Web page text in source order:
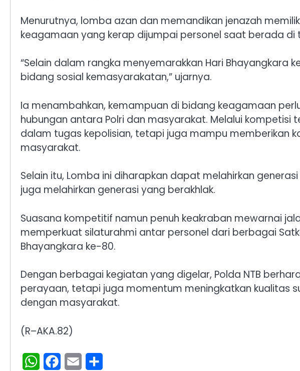
Menurutnya, lomba azan dan memandikan jenazah
keagamaan yang kerap dijumpai personel saat berada di
“Selain dalam rangka menyemarakkan Hari
bidang sosial kemasyarakatan,” ujarnya.
Ia menambahkan, kemampuan di bidang keagamaan
hubungan antara Polri dan masyarakat. Melalui
dalam tugas kepolisian, tetapi juga mampu memberikan
masyarakat.
Selain itu, Lomba ini diharapkan dapat melahirkan
juga melahirkan generasi yang berakhlak.
Suasana kompetitif namun penuh keakraban mewarnai
memperkuat silaturahmi antar personel dari berbagai
Bhayangkara ke-80.
Dengan berbagai kegiatan yang digelar, Polda NTB
perayaan, tetapi juga momentum meningkatkan kualitas
dengan masyarakat.
(R–AKA.82)
WhatsAppFacebook
Email